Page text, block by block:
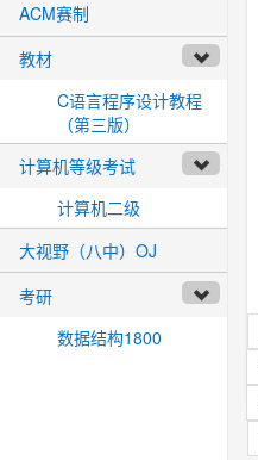
ACM赛制
教材
C语言程序设计教程
（第三版）
计算机等级考试
计算机二级
大视野（八中）OJ
考研
数据结构1800